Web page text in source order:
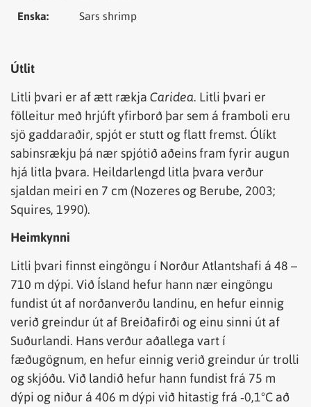
Enska:
Sars shrimp
Útlit
Litli þvari er af ætt rækja Caridea. Litli þvari er
fölleitur með hrjúft yfirborð þar sem á framboli eru
sjö gaddaraðir, spjót er stutt og flatt fremst. Ólíkt
sabinsrækju þá nær spjótið aðeins fram fyrir augun
hjá litla þvara. Heildarlengd litla þvara verður
sjaldan meiri en 7 cm (Nozeres og Berube, 2003;
Squires, 1990).
Heimkynni
Litli þvari finnst eingöngu í Norður Atlantshafi á 48 –
710 m dýpi. Við Ísland hefur hann nær eingöngu
fundist út af norðanverðu landinu, en hefur einnig
verið greindur út af Breiðafirði og einu sinni út af
Suðurlandi. Hans verður aðallega vart í
fæðugögnum, en hefur einnig verið greindur úr trolli
og skjóðu. Við landið hefur hann fundist frá 75 m
dýpi og niður á 406 m dýpi við hitastig frá ‐0,1°C að